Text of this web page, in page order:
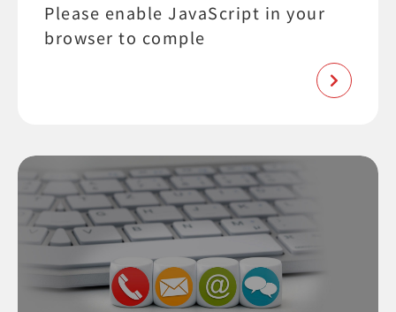
Please enable JavaScript in your
browser to comple